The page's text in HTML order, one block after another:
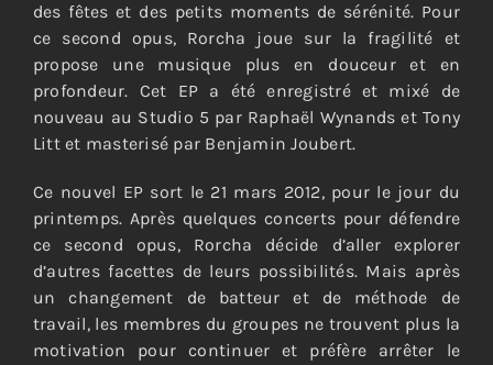
des fêtes et des petits moments de sérénité. Pour
ce second opus, Rorcha joue sur la fragilité et
propose une musique plus en douceur et en
profondeur. Cet EP a été enregistré et mixé de
nouveau au Studio 5 par Raphaël Wynands et Tony
Litt et masterisé par Benjamin Joubert.
Ce nouvel EP sort le 21 mars 2012, pour le jour du
printemps. Après quelques concerts pour défendre
ce second opus, Rorcha décide d’aller explorer
d’autres facettes de leurs possibilités. Mais après
un changement de batteur et de méthode de
travail, les membres du groupes ne trouvent plus la
motivation pour continuer et préfère arrêter le